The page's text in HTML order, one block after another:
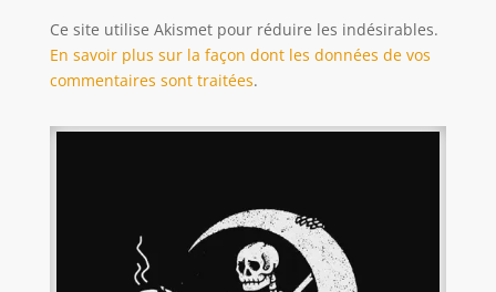
Ce site utilise Akismet pour réduire les indésirables.
En savoir plus sur la façon dont les données de vos
commentaires sont traitées.